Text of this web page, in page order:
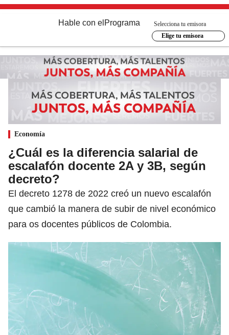
Hable con el Programa
Selecciona tu emisora
Elige tu emisora
Economía
¿Cuál es la diferencia salarial de
escalafón docente 2A y 3B, según
decreto?
El decreto 1278 de 2022 creó un nuevo escalafón
que cambió la manera de subir de nivel económico
para os docentes públicos de Colombia.